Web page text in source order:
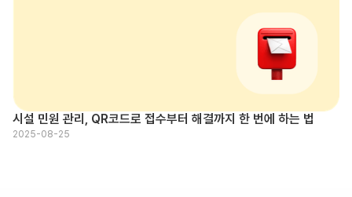
시설 민원 관리, QR코드로 접수부터 해결까지 한 번에 하는 법
2025-08-25